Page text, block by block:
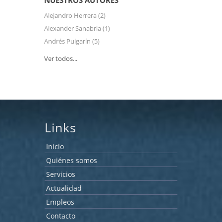
Alejandro Herrera (2)
Alexander Sanabria (1)
Andrés Pulgarín (5)
Ver todos...
Links
Inicio
Quiénes somos
Servicios
Actualidad
Empleos
Contacto